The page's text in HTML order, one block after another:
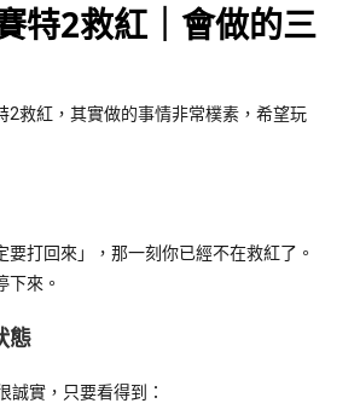
特2救紅｜會做的三
2救紅，其實做的事情非常樸素，希望玩
要打回來」，那一刻你已經不在救紅了。
下來。
態
誠實，只要看得到：